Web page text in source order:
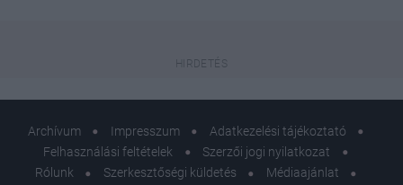
Archívum Impresszum
Adatkezelési tájékoztató
Felhasználási feltételek
Szerzői jogi nyilatkozat
Rólunk
Szerkesztőségi küldetés
Médiaajánlat